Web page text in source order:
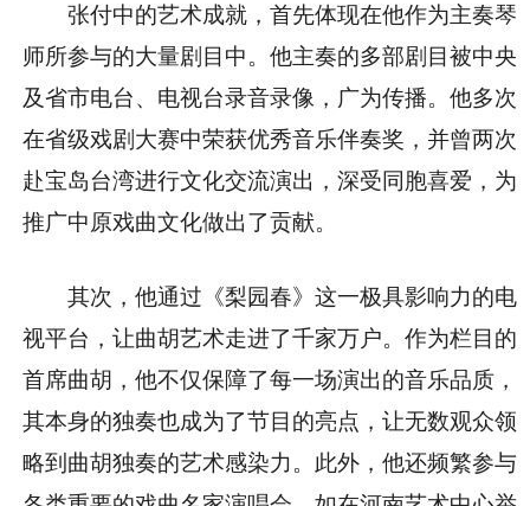
张付中的艺术成就，首先体现在他作为主奏琴
师所参与的大量剧目中。他主奏的多部剧目被中央
及省市电台、电视台录音录像，广为传播。他多次
在省级戏剧大赛中荣获优秀音乐伴奏奖，并曾两次
赴宝岛台湾进行文化交流演出，深受同胞喜爱，为
推广中原戏曲文化做出了贡献。
其次，他通过《梨园春》这一极具影响力的电
视平台，让曲胡艺术走进了千家万户。作为栏目的
首席曲胡，他不仅保障了每一场演出的音乐品质，
其本身的独奏也成为了节目的亮点，让无数观众领
略到曲胡独奏的艺术感染力。此外，他还频繁参与